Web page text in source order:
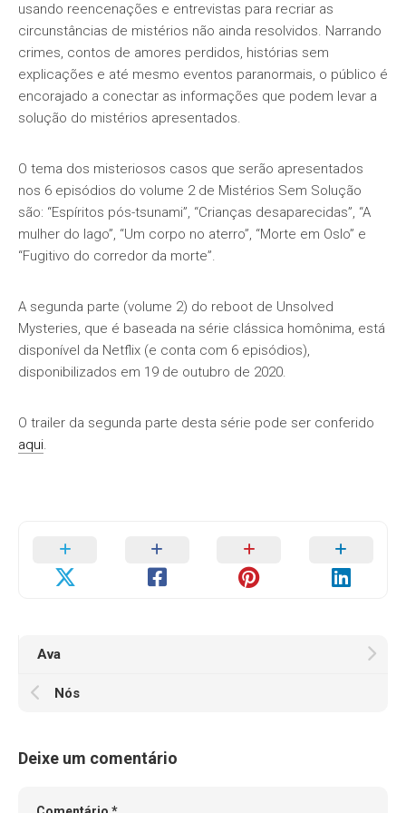
usando reencenações e entrevistas para recriar as
circunstâncias de mistérios não ainda resolvidos. Narrando
crimes, contos de amores perdidos, histórias sem
explicações e até mesmo eventos paranormais, o público é
encorajado a conectar as informações que podem levar a
solução do mistérios apresentados.
O tema dos misteriosos casos que serão apresentados
nos 6 episódios do volume 2 de Mistérios Sem Solução
são: “Espíritos pós-tsunami”, “Crianças desaparecidas”, “A
mulher do lago”, “Um corpo no aterro”, “Morte em Oslo” e
“Fugitivo do corredor da morte”.
A segunda parte (volume 2) do reboot de Unsolved
Mysteries, que é baseada na série clássica homônima, está
disponível da Netflix (e conta com 6 episódios),
disponibilizados em 19 de outubro de 2020.
O trailer da segunda parte desta série pode ser conferido
aqui.
Ava
Nós
Deixe um comentário